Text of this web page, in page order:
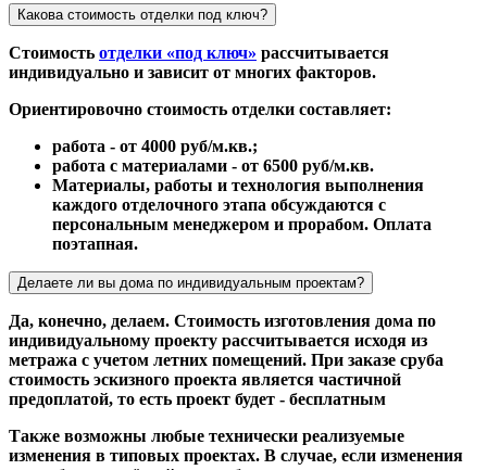
Какова стоимость отделки под ключ?
Стоимость отделки «под ключ» рассчитывается
индивидуально и зависит от многих факторов.
Ориентировочно стоимость отделки составляет:
работа - от 4000 руб/м.кв.;
работа с материалами - от 6500 руб/м.кв.
Материалы, работы и технология выполнения
каждого отделочного этапа обсуждаются с
персональным менеджером и прорабом. Оплата
поэтапная.
Делаете ли вы дома по индивидуальным проектам?
Да, конечно, делаем. Стоимость изготовления дома по
индивидуальному проекту рассчитывается исходя из
метража с учетом летних помещений. При заказе сруба
стоимость эскизного проекта является частичной
предоплатой, то есть проект будет - бесплатным
Также возможны любые технически реализуемые
изменения в типовых проектах. В случае, если изменения